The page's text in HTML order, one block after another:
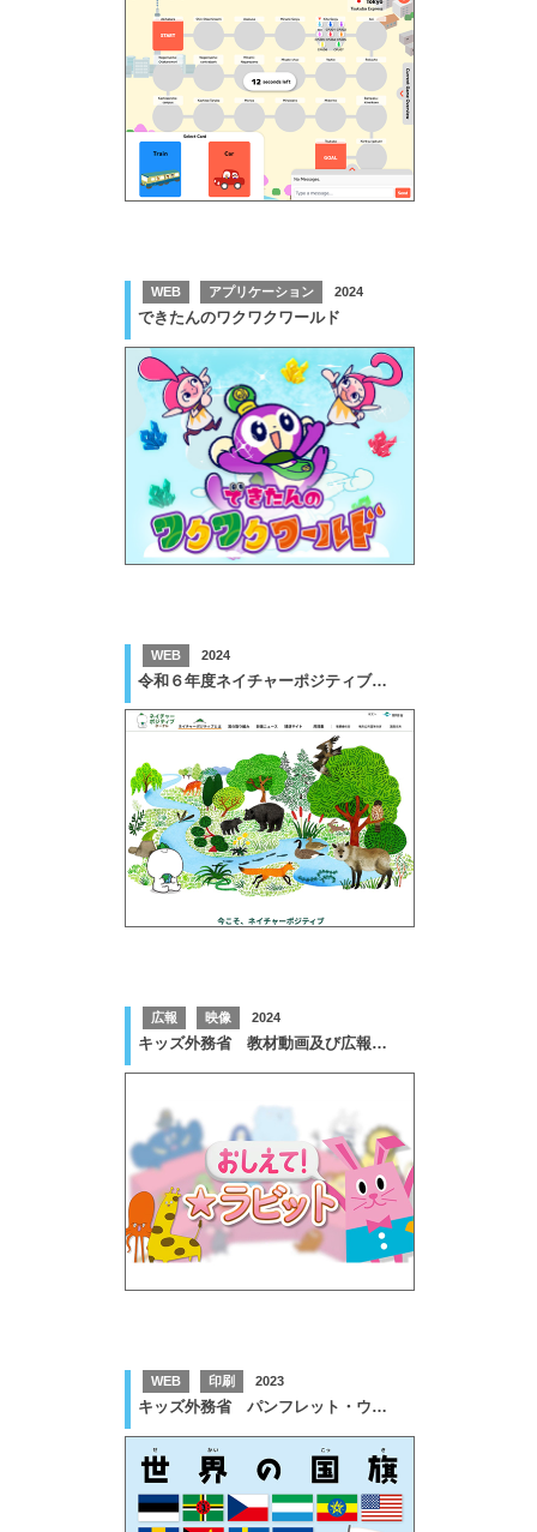
WEB アプリケーション 2024
できたんのワクワクワールド
WEB 2024
令和６年度ネイチャーポジティブに関するウェブページの整理改善業務
広報 映像 2024
キッズ外務省 教材動画及び広報グッズ 制作
WEB 印刷 2023
キッズ外務省 パンフレット・ウェブコンテンツの制作等